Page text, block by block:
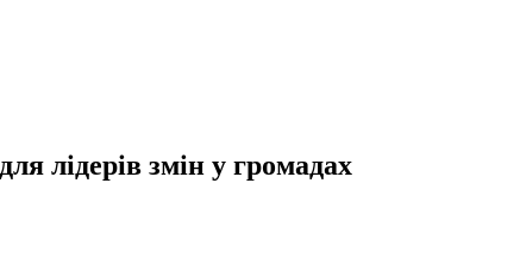
лідерів змін у громадах